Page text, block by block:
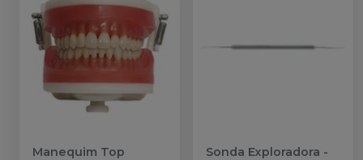
Manequim Top
Sonda Exploradora -